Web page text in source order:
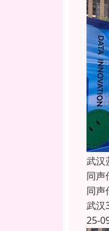
武汉
同声
同声
武汉
25-